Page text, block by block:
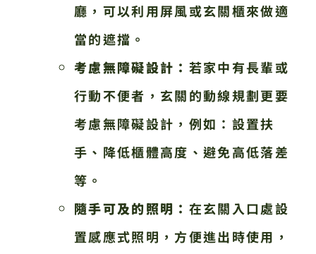
廳，可以利用屏風或玄關櫃來做適
當的遮擋。
考慮無障礙設計： 若家中有長輩或
行動不便者，玄關的動線規劃更要
考慮無障礙設計，例如：設置扶
手、降低櫃體高度、避免高低落差
等。
隨手可及的照明： 在玄關入口處設
置感應式照明，方便進出時使用，